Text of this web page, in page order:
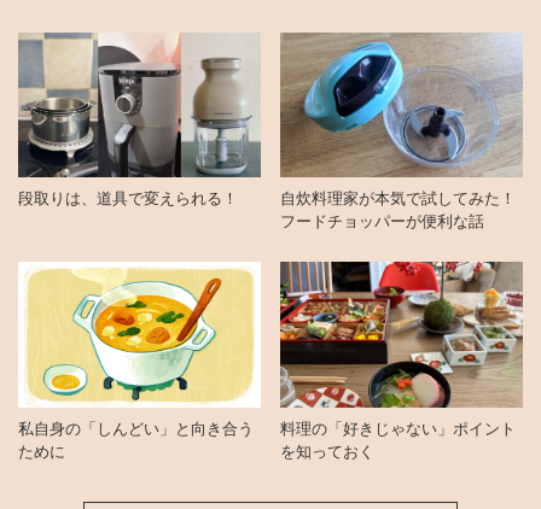
段取りは、道具で変えられる！
自炊料理家が本気で試してみた！
フードチョッパーが便利な話
私自身の「しんどい」と向き合う
ために
料理の「好きじゃない」ポイント
を知っておく